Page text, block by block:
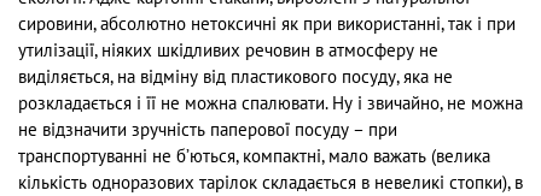
сировини, абсолютно нетоксичні як при використанні, так і при
утилізації, ніяких шкідливих речовин в атмосферу не
виділяється, на відміну від пластикового посуду, яка не
розкладається і її не можна спалювати. Ну і звичайно, не можна
не відзначити зручність паперової посуду – при
транспортуванні не б’ються, компактні, мало важать (велика
кількість одноразових тарілок складається в невеликі стопки), в